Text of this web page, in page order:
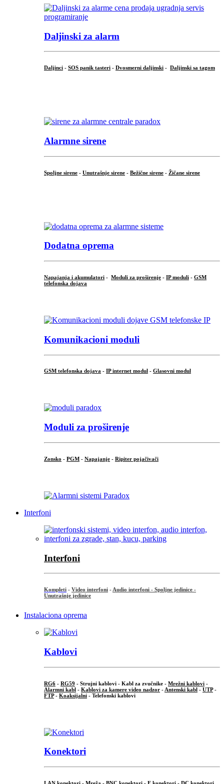
Daljinski za alarm
Daljinci - SOS panik tasteri - Dvosmerni daljinski - Daljinski sa tagom
Alarmne sirene
Spoljne sirene - Unutrašnje sirene - Bežične sirene - Žičane sirene
Dodatna oprema
Napajanja i akumulatori - Moduli za proširenje - IP moduli - GSM
telefonska dojava
Komunikacioni moduli
GSM telefonska dojava - IP internet modul - Glasovni modul
Moduli za proširenje
Zonsko - PGM - Napajanje - Ripiter pojačivači
Interfoni
Interfoni
Kompleti - Video interfoni - Audio interfoni - Spoljne jedinice -
Unutrašnje jedinice
Instalaciona oprema
Kablovi
RG6 - RG59 - Strujni kablovi - Kabl za zvučnike - Mrežni kablovi -
Alarmni kabl - Kablovi za kamere video nadzor - Antenski kabl - UTP-
FTP- Koaksijalni - Telefonski kablovi
Konektori